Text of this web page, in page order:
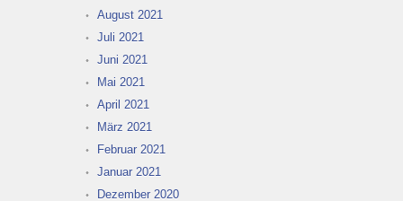
August 2021
Juli 2021
Juni 2021
Mai 2021
April 2021
März 2021
Februar 2021
Januar 2021
Dezember 2020